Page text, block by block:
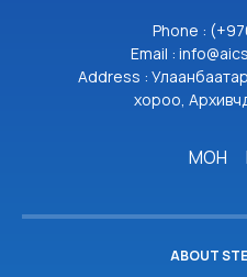
Phone :
Email :
Address : Улаанбаатар
хороо,
МОН |
ABOUT